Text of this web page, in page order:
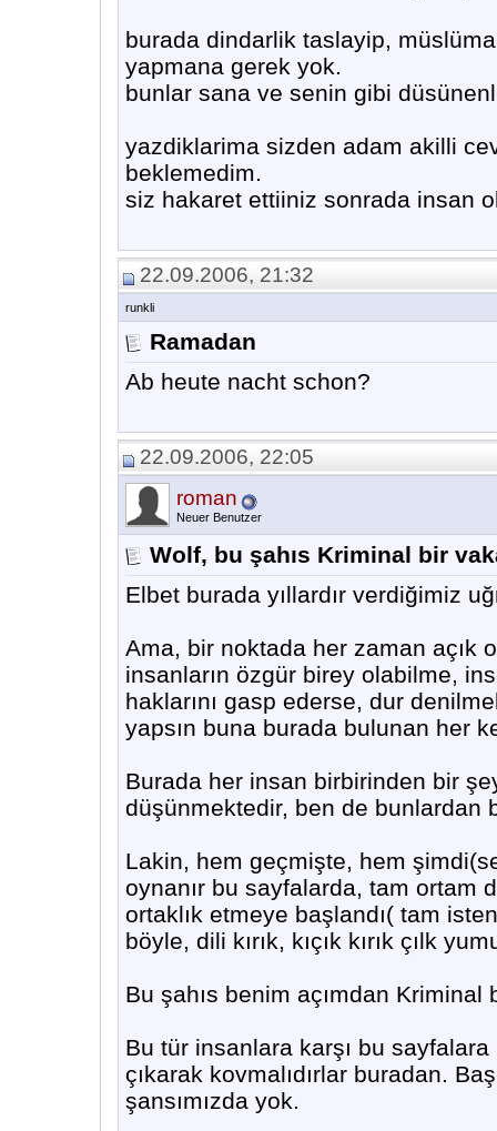
burada dindarlik taslayip,
yapmana gerek yok.
bunlar sana ve senin gibi
yazdiklarima sizden adam akilli
beklemedim.
siz hakaret ettiiniz sonrada insan
22.09.2006, 21:32
runkli
Ramadan
Ab heute nacht schon?
22.09.2006, 22:05
roman
Neuer Benutzer
Wolf, bu şahıs Kriminal bir
Elbet burada yıllardır verdiğimiz
Ama, bir noktada her zaman açık
insanların özgür birey olabilme,
haklarını gasp ederse, dur
yapsın buna burada bulunan her
Burada her insan birbirinden bir
düşünmektedir, ben de bunlardan
Lakin, hem geçmişte, hem
oynanır bu sayfalarda, tam ortam
ortaklık etmeye başlandı( tam
böyle, dili kırık, kıçık kırık çılk
Bu şahıs benim açımdan Kriminal
Bu tür insanlara karşı bu
çıkarak kovmalıdırlar buradan.
şansımızda yok.